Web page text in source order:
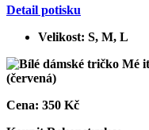
Detail potisku
Velikost: S, M, L
Cena: 350 Kč